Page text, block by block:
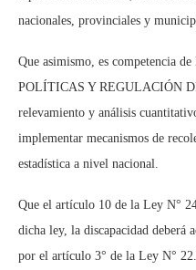
nacionales, provinciales y
Que asimismo, es competencia
POLÍTICAS Y REGULACIÓN
relevamiento y análisis
implementar mecanismos de
estadística a nivel nacional.
Que el artículo 10 de la Ley N°
dicha ley, la discapacidad deberá
por el artículo 3° de la Ley N°